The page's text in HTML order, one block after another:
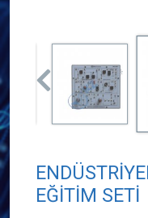
EĞİTİM SETİ